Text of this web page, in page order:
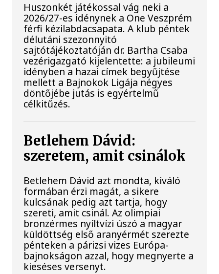
Huszonkét játékossal vág neki a
2026/27-es idénynek a One Veszprém
férfi kézilabdacsapata. A klub péntek
délutáni szezonnyitó
sajtótájékoztatóján dr. Bartha Csaba
vezérigazgató kijelentette: a jubileumi
idényben a hazai címek begyűjtése
mellett a Bajnokok Ligája négyes
döntőjébe jutás is egyértelmű
célkitűzés.
Betlehem Dávid:
szeretem, amit csinálok
Betlehem Dávid azt mondta, kiváló
formában érzi magát, a sikere
kulcsának pedig azt tartja, hogy
szereti, amit csinál. Az olimpiai
bronzérmes nyíltvízi úszó a magyar
küldöttség első aranyérmét szerezte
pénteken a párizsi vizes Európa-
bajnokságon azzal, hogy megnyerte a
kieséses versenyt.